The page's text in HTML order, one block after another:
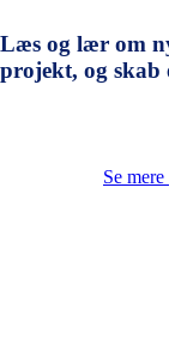
Læs og lær om
projekt, og skab
Se mere